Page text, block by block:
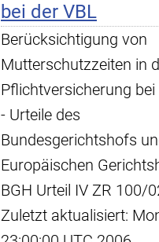
bei der VBL
Berücksichtigung von
Mutterschutzzeiten in
Pflichtversicherung bei
- Urteile des
Bundesgerichtshofs
Europäischen
BGH Urteil IV ZR 100/
Zuletzt aktualisiert: